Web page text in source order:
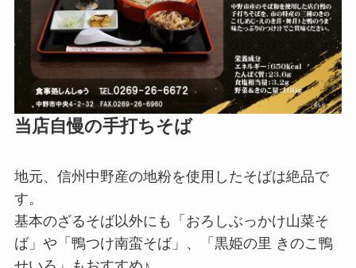
当店自慢の手打ちそば
地元、信州中野産の地粉を使用したそばは絶品で
す。
基本のざるそば以外にも「おろしぶっかけ山菜そ
ば」や「鴨つけ南蛮そば」、「黒姫の里 きのこ鴨